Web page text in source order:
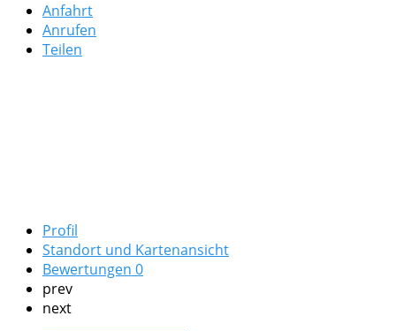
Anfahrt
Anrufen
Teilen
Profil
Standort und Kartenansicht
Bewertungen 0
prev
next